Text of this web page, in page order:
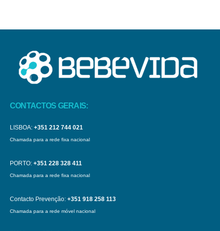
CONTACTOS GERAIS:
LISBOA: +351 212 744 021
Chamada para a rede fixa nacional
PORTO: +351 228 328 411
Chamada para a rede fixa nacional
Contacto Prevenção: +351 918 258 113
Chamada para a rede móvel nacional